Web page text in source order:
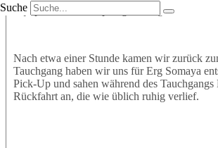
SucheEquipment an und sprangen mit großer
Nach etwa einer Stunde kamen wir zurück
Tauchgang haben wir uns für Erg Somaya
Pick-Up und sahen während des
Rückfahrt an, die wie üblich ruhig verlief.